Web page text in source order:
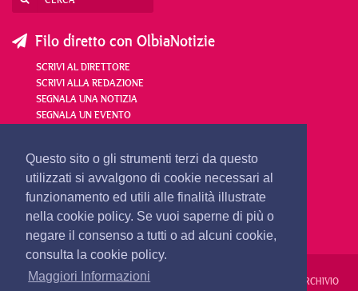
Questo sito o gli strumenti terzi da questo
utilizzati si avvalgono di cookie necessari al
funzionamento ed utili alle finalità illustrate
nella cookie policy. Se vuoi saperne di più o
negare il consenso a tutti o ad alcuni cookie,
consulta la cookie policy.
Maggiori Informazioni
Filo diretto con OlbiaNotizie
SCRIVI AL DIRETTORE
SCRIVI ALLA REDAZIONE
SEGNALA UNA NOTIZIA
SEGNALA UN EVENTO
redazione@olbianotizie.it
REDAZIONE PUBBLICITÀ PRIVACY E COOKIES ARCHIVIO